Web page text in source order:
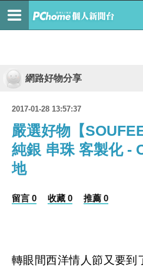
網路好物分享
2017-01-28 13:57:37
嚴選好物【
純銀 串珠 客製化 -
地
留言 0 收藏 0 推薦 0
轉眼間西洋情人節又要到